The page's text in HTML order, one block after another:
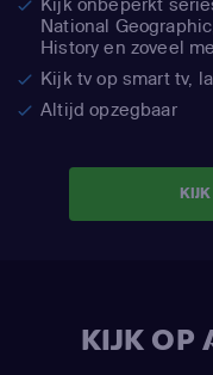
National
History en zoveel
Kijk tv op smart tv,
Altijd opzegbaar
KIJK OP